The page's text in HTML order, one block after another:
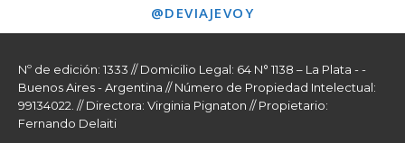
@DEVIAJEVOY
Nº de edición: 1333 // Domicilio Legal: 64 N° 1138 – La Plata - -
Buenos Aires - Argentina // Número de Propiedad Intelectual:
99134022. // Directora: Virginia Pignaton // Propietario:
Fernando Delaiti